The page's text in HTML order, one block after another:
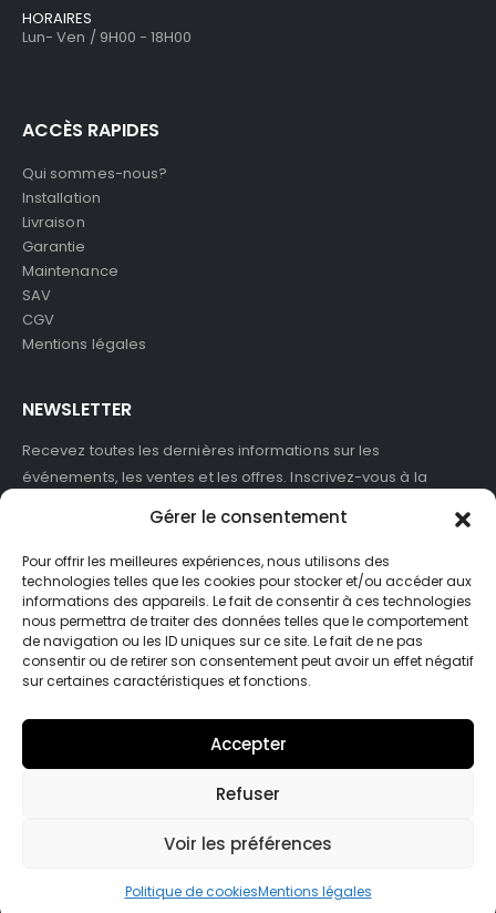
Gérer le consentement
Pour offrir les meilleures expériences, nous utilisons des
technologies telles que les cookies pour stocker et/ou accéder aux
informations des appareils. Le fait de consentir à ces technologies
nous permettra de traiter des données telles que le comportement
de navigation ou les ID uniques sur ce site. Le fait de ne pas
consentir ou de retirer son consentement peut avoir un effet négatif
sur certaines caractéristiques et fonctions.
Accepter
Refuser
Voir les préférences
Politique de cookiesMentions légales
HORAIRES
Lun- Ven / 9H00 - 18H00
ACCÈS RAPIDES
Qui sommes-nous?
Installation
Livraison
Garantie
Maintenance
SAV
CGV
Mentions légales
NEWSLETTER
Recevez toutes les dernières informations sur les
événements, les ventes et les offres. Inscrivez-vous à la
J'accepte de recevoir des newsletters et des informations
marketing de ASB France.